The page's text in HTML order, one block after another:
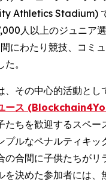
Athletics Stadium)
人以上のジュニア
にわたり競技、コミ
。
、その中心的活動とし
ース
たちを歓迎するスペー
プルなペナルティキッ
の合間に子供たちがリ
を決めた参加者には、